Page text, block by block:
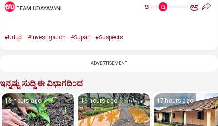
TEAM UDAYAVANI ಅ ಅ
#Udupi #Investigation #Supari #Suspects
ADVERTISEMENT
ಇನ್ನಷ್ಟು ಸುದ್ದಿ ಈ ವಿಭಾಗದಿಂದ
16 hours ago 16 hours ago 17 hours ago